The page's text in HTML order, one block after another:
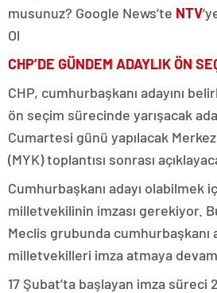
musunuz? Google News’te NTV
Ol
CHP’DE GÜNDEM ADAYLIK ÖN
CHP, cumhurbaşkanı adayını
ön seçim sürecinde yarışacak
Cumartesi günü yapılacak
(MYK) toplantısı sonrası
Cumhurbaşkanı adayı olabilmek
milletvekilinin imzası gerekiyor.
Meclis grubunda cumhurbaşkanı
milletvekilleri imza atmaya
17 Şubat’ta başlayan imza süreci